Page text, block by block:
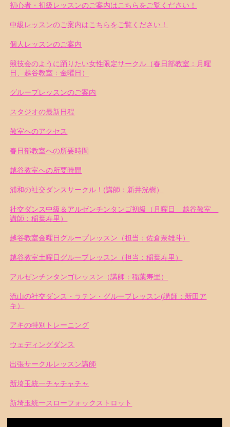
初心者・初級レッスンのご案内はこちらをご覧ください！
中級レッスンのご案内はこちらをご覧ください！
個人レッスンのご案内
競技会のように踊りたい女性限定サークル（春日部教室：月曜
日、越谷教室：金曜日）
グループレッスンのご案内
スタジオの最新日程
教室へのアクセス
春日部教室への所要時間
越谷教室への所要時間
浦和の社交ダンスサークル！(講師：新井洸樹）
社交ダンス中級＆アルゼンチンタンゴ初級（月曜日 越谷教室
講師：稲葉寿里）
越谷教室金曜日グループレッスン（担当：佐倉奈雄斗）
越谷教室土曜日グループレッスン（担当：稲葉寿里）
アルゼンチンタンゴレッスン（講師：稲葉寿里）
流山の社交ダンス・ラテン・グループレッスン(講師：新田ア
キ）
アキの特別トレーニング
ウェディングダンス
出張サークルレッスン講師
新埼玉統一チャチャチャ
新埼玉統一スローフォックストロット